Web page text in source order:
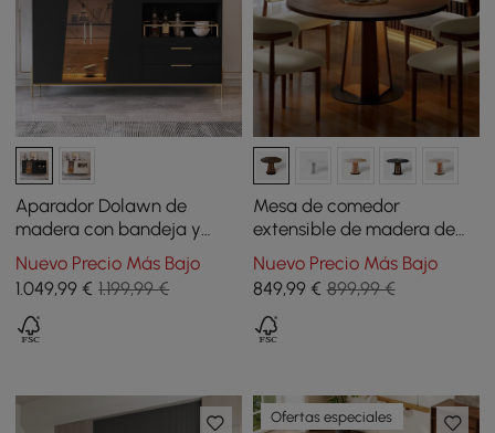
Aparador Dolawn de
madera con bandeja y
botellero 140 cm negro
Nuevo Precio Más Bajo
1.049,99 € 1.199,99 €
Mesa de comedor
extensible de madera de
nogal de 91-119 cm con luz
LED, para 2-4 comensales
Nuevo Precio Más Bajo
849,99€ 899,99 €
Ofertas especiales